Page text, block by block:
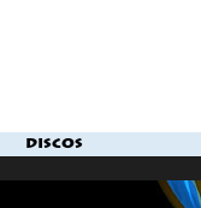
DISCOS